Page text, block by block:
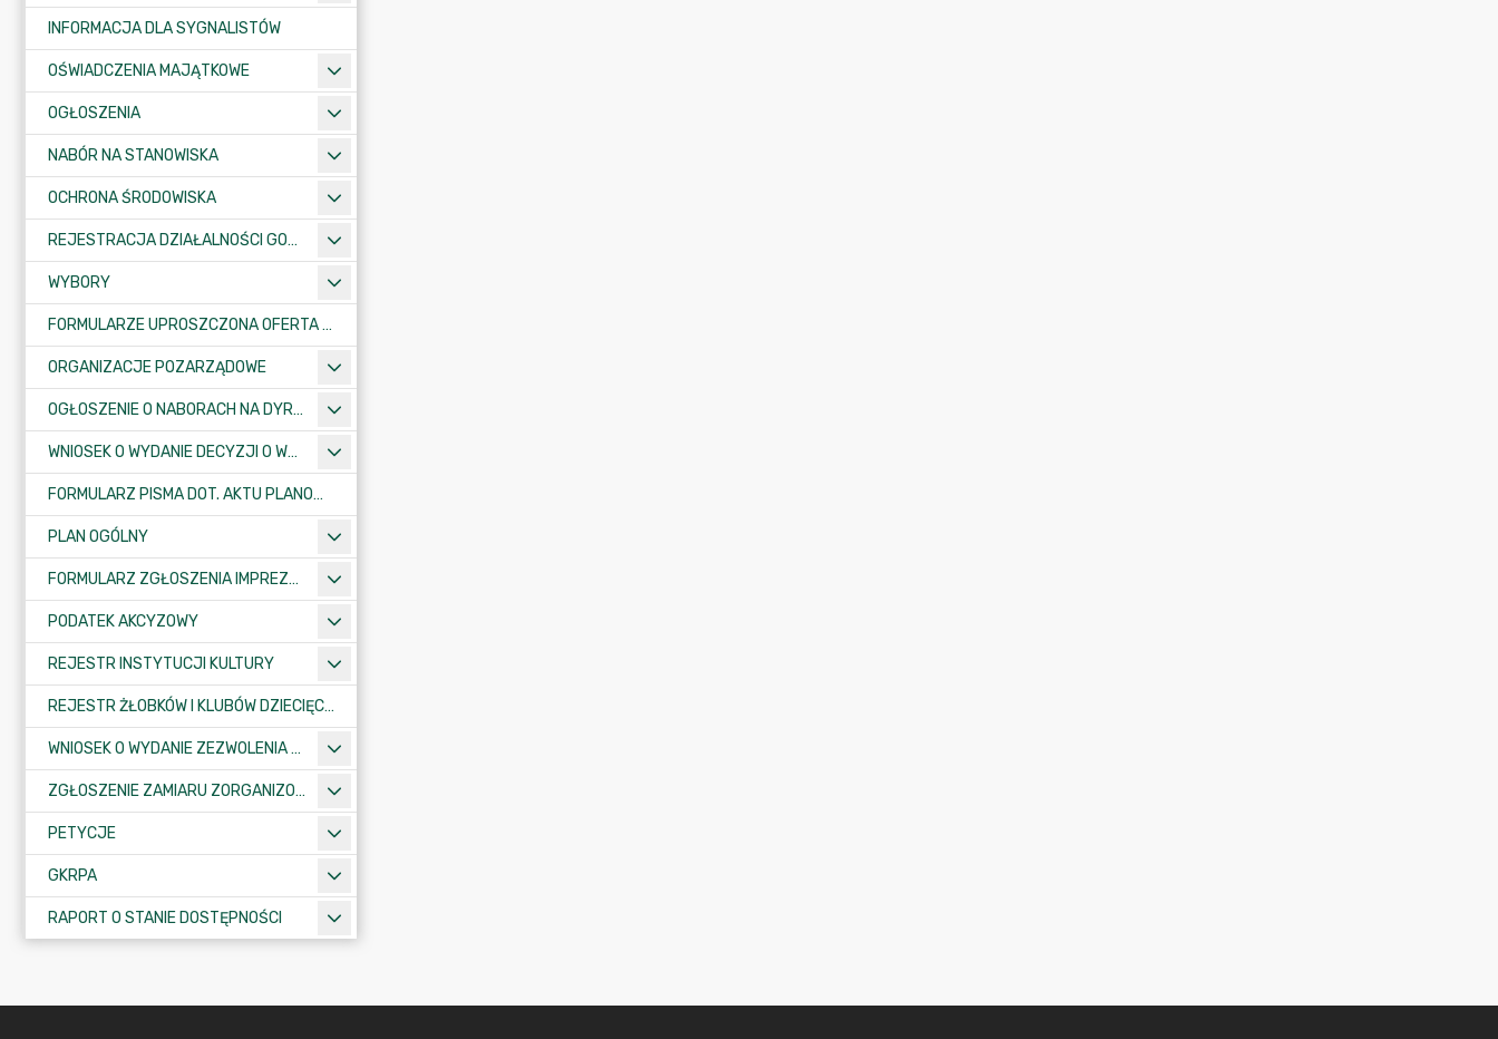
INFORMACJA DLA SYGNALISTÓW
OŚWIADCZENIA MAJĄTKOWE
OGŁOSZENIA
NABÓR NA STANOWISKA
OCHRONA ŚRODOWISKA
REJESTRACJA DZIAŁALNOŚCI GOSPODARCZEJ
WYBORY
FORMULARZE UPROSZCZONA OFERTA WYKONANIA ZADANIA PUBLICZNEGO
ORGANIZACJE POZARZĄDOWE
OGŁOSZENIE O NABORACH NA DYREKTORÓW PLACÓWEK OŚWIATOWYCH
WNIOSEK O WYDANIE DECYZJI O WARUNKACH ZABUDOWY/O USTALENIE INWESTYCJI CELU PUBLICZNEGO
FORMULARZ PISMA DOT. AKTU PLANOWANIA PRZESTRZENNEGO
PLAN OGÓLNY
FORMULARZ ZGŁOSZENIA IMPREZY SPORTOWO-REKREACYJNEJ, ARTYSTYCZNEJ LUB ROZRYWKOWEJ
PODATEK AKCYZOWY
REJESTR INSTYTUCJI KULTURY
REJESTR ŻŁOBKÓW I KLUBÓW DZIECIĘCYCH
WNIOSEK O WYDANIE ZEZWOLENIA NA ZAJĘCIE PASA DROGOWEGO
ZGŁOSZENIE ZAMIARU ZORGANIZOWANIA ZGROMADZENIA
PETYCJE
GKRPA
RAPORT O STANIE DOSTĘPNOŚCI